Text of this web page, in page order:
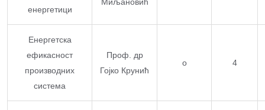
енергетици
Енергетска
ефикасност
производних
система
Проф. др
Гојко Крунић
о 4